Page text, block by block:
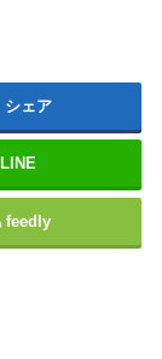
シェア
LINE
feedly